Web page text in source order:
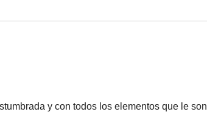
y con todos los elementos que le son